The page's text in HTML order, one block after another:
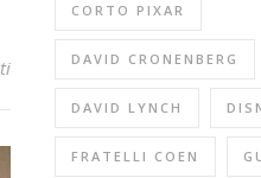
CORTO PIXAR
DAVID CRONENBERG
DAVID LYNCH
FRATELLI COEN